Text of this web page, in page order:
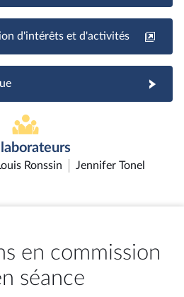
d'intérêts et d'activités
Ronssin Jennifer Tonel
en commission
séance